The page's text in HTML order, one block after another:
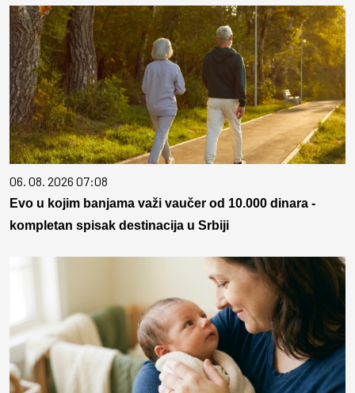
06. 08. 2026 07:08
Evo u kojim banjama važi vaučer od 10.000 dinara -
kompletan spisak destinacija u Srbiji